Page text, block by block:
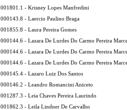
001801.1 - Krisney Lopes Manfredini
000143.8 - Laercio Paulino Braga
001855.8 - Laura Pereira Gomes
000144.6 - Lazara De Lurdes Do Carmo Pereira
000144.6 - Lazara De Lurdes Do Carmo Pereira
000144.6 - Lazara De Lurdes Do Carmo Pereira
000145.4 - Lazaro Luiz Dos Santos
000146.2 - Leandro Romancini Aniceto
001287.3 - Leia Chaves Pereira Laurindo
001862.3 - Leila Lindner De Carvalho